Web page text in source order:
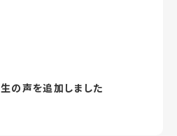
の声を追加しました